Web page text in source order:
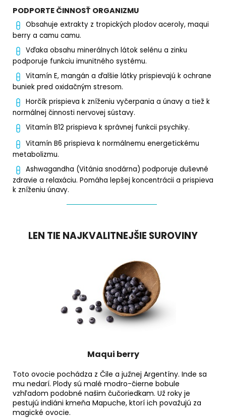
PODPORTE ČINNOSŤ ORGANIZMU
Obsahuje extrakty z tropických plodov aceroly, maqui
berry a camu camu.
Vďaka obsahu minerálnych látok selénu a zinku
podporuje funkciu imunitného systému.
Vitamín E, mangán a ďalšie látky prispievajú k ochrane
buniek pred oxidačným stresom.
Horčík prispieva k zníženiu vyčerpania a únavy a tiež k
normálnej činnosti nervovej sústavy.
Vitamín B12 prispieva k správnej funkcii psychiky.
Vitamín B6 prispieva k normálnemu energetickému
metabolizmu.
Ashwagandha (Vitánia snodárna) podporuje duševné
zdravie a relaxáciu. Pomáha lepšej koncentrácii a prispieva
k zníženiu únavy.
LEN TIE NAJKVALITNEJŠIE SUROVINY
Maqui berry
Toto ovocie pochádza z Čile a južnej Argentíny. Inde sa
mu nedarí. Plody sú malé modro-čierne bobule
vzhľadom podobné našim čučoriedkam. Už roky je
pestujú indiáni kmeňa Mapuche, ktorí ich považujú za
magické ovocie.